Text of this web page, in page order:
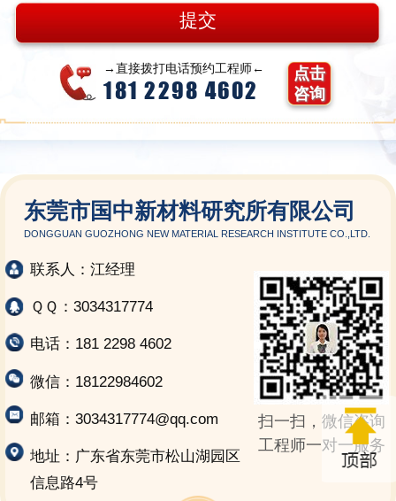
→直接拨打电话预约工程师←
181 2298 4602
点击
咨询
东莞市国中新材料研究所有限公司
DONGGUAN GUOZHONG NEW MATERIAL RESEARCH INSTITUTE CO.,LTD.
联系人：江经理
ＱＱ：3034317774
电话：181 2298 4602
微信：18122984602
邮箱：3034317774@qq.com
地址：广东省东莞市松山湖园区
信息路4号
扫一扫，微信咨询
工程师一对一服务